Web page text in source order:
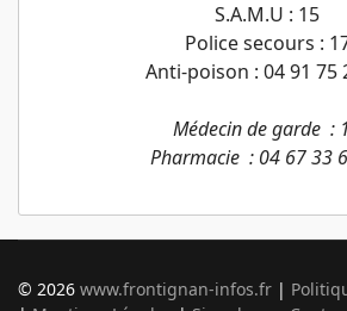
S.A.M.U : 15
Police secours :
Anti-poison : 04 91 75
Médecin de garde :
Pharmacie : 04 67 33
© 2026 www.frontignan-infos.fr |